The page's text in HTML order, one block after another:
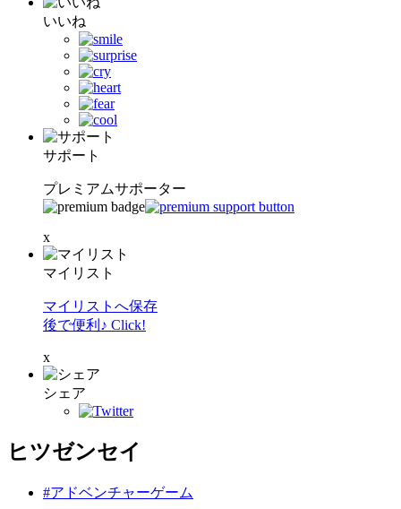
いいね
サポート
プレミアムサポーター
x
マイリスト
マイリストへ保存
後で便利♪ Click!
x
シェア
ヒツゼンセイ
#アドベンチャーゲーム